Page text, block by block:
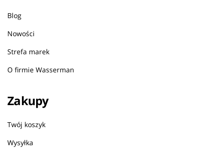
Blog
Nowości
Strefa marek
O firmie Wasserman
Zakupy
Twój koszyk
Wysyłka